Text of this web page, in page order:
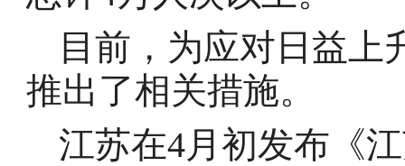
目前，为应对日益上
推出了相关措施。
江苏在4月初发布《